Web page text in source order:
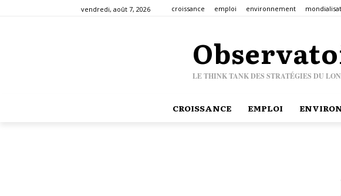
vendredi, août 7, 2026 croissance emploi environnement
LE THINK TANK DES STRATÉGIES DU
CROISSANCE EMPLOI